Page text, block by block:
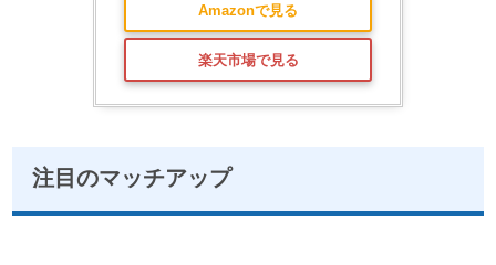
Amazonで見る
楽天市場で見る
注目のマッチアップ